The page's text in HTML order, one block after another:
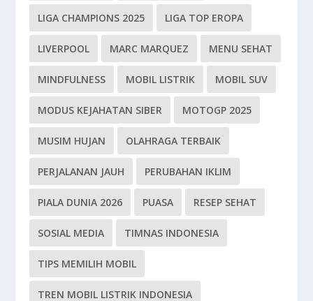
LIGA CHAMPIONS 2025 LIGA TOP EROPA
LIVERPOOL MARC MARQUEZ MENU SEHAT
MINDFULNESS MOBIL LISTRIK MOBIL SUV
MODUS KEJAHATAN SIBER MOTOGP 2025
MUSIM HUJAN OLAHRAGA TERBAIK
PERJALANAN JAUH PERUBAHAN IKLIM
PIALA DUNIA 2026 PUASA RESEP SEHAT
SOSIAL MEDIA TIMNAS INDONESIA
TIPS MEMILIH MOBIL
TREN MOBIL LISTRIK INDONESIA